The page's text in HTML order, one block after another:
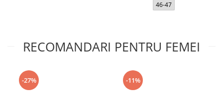
46-47
RECOMANDARI PENTRU FEMEI
-27% -11%